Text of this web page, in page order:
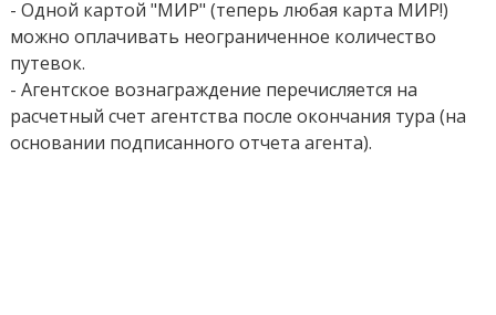
- Одной картой "МИР" (теперь любая карта МИР!)
можно оплачивать неограниченное количество
путевок.
- Агентское вознаграждение перечисляется на
расчетный счет агентства после окончания тура (на
основании подписанного отчета агента).